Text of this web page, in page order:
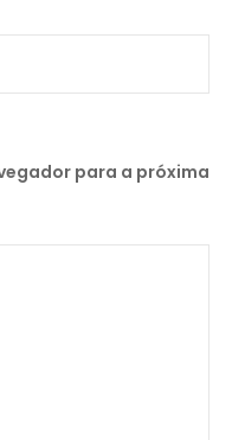
para a próxima